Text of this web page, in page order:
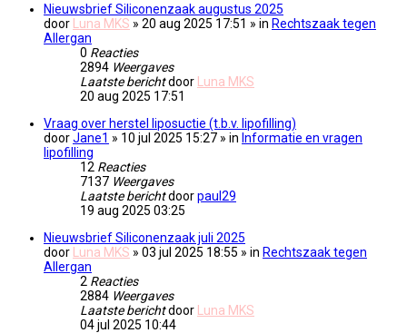
Nieuwsbrief Siliconenzaak augustus 2025
door
Luna MKS » 20 aug 2025 17:51 » in Rechtszaak tegen
Allergan
0 Reacties
2894 Weergaves
Laatste berichtdoor
Luna MKS
20 aug 2025 17:51
Vraag over herstel liposuctie (t.b.v. lipofilling)
doorJane1 » 10 jul 2025 15:27 » in Informatie en vragen
lipofilling
12 Reacties
7137 Weergaves
Laatste berichtdoorpaul29
19 aug 2025 03:25
Nieuwsbrief Siliconenzaak juli 2025
door
Luna MKS » 03 jul 2025 18:55 » in Rechtszaak tegen
Allergan
2 Reacties
2884 Weergaves
Laatste berichtdoor
Luna MKS
04 jul 2025 10:44